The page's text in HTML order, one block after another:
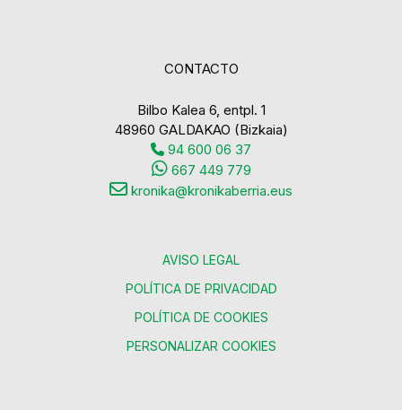
CONTACTO
Bilbo Kalea 6, entpl. 1
48960 GALDAKAO (Bizkaia)
94 600 06 37
667 449 779
kronika@kronikaberria.eus
AVISO LEGAL
POLÍTICA DE PRIVACIDAD
POLÍTICA DE COOKIES
PERSONALIZAR COOKIES